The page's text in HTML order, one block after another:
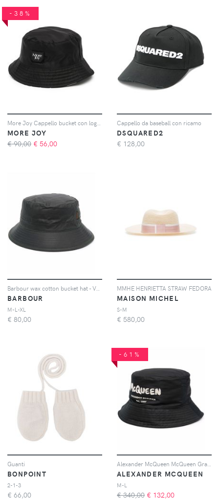
-38%
MORE JOY
€ 90,00 € 56,00
Cappello da baseball con ricamo
DSQUARED2
€ 128,00
Barbour wax cotton bucket hat - Verde
BARBOUR
M-L-XL
€ 80,00
MMHE HENRIETTA STRAW FEDORA
MAISON MICHEL
S-M
€ 580,00
Guanti
BONPOINT
2-1-3
€ 66,00
-61%
ALEXANDER MCQUEEN
M-L
€ 340,00 € 132,00